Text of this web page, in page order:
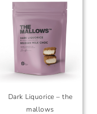
Dark Liquorice – the
mallows